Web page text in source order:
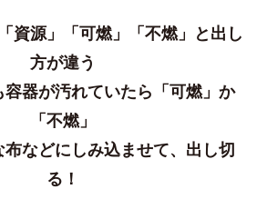
資源」「可燃」「不燃」と出し
方が違う
容器が汚れていたら「可燃」か
「不燃」
布などにしみ込ませて、出し切
る！